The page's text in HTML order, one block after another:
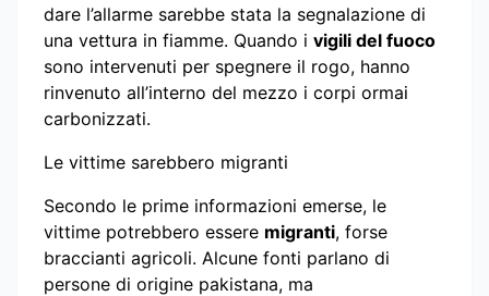
dare l’allarme sarebbe stata la segnalazione di
una vettura in fiamme. Quando i vigili del fuoco
sono intervenuti per spegnere il rogo, hanno
rinvenuto all’interno del mezzo i corpi ormai
carbonizzati.
Le vittime sarebbero migranti
Secondo le prime informazioni emerse, le
vittime potrebbero essere migranti, forse
braccianti agricoli. Alcune fonti parlano di
persone di origine pakistana, ma